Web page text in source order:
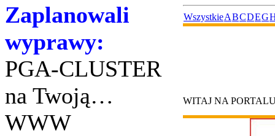
Zaplanowali
wyprawy:
PGA-CLUSTER
na Twoją…
WWW
WszystkieABCDEG
WITAJ NA